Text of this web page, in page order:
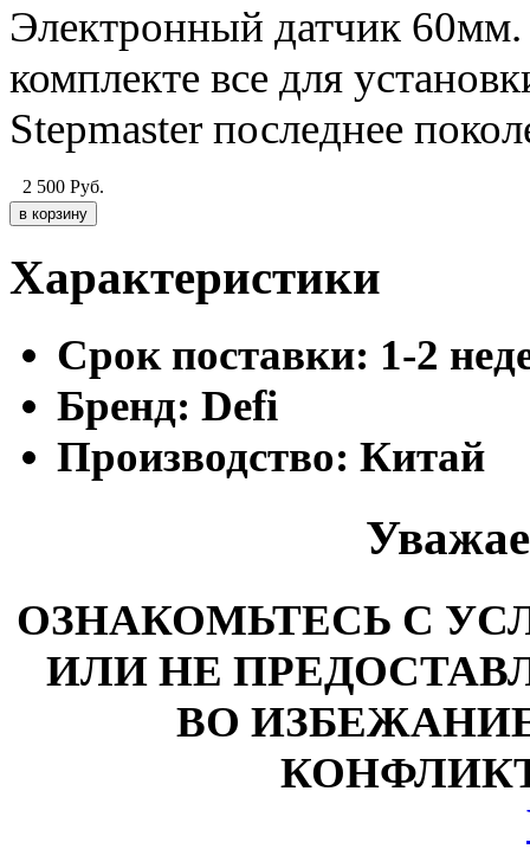
Электронный датчик
комплекте все для
Stepmaster последнее
2 500 Руб.
Характеристики
Cрок поставки: 1-2
Бренд: Defi
Производство: Китай
ОЗНАКОМЬТЕСЬ С
ИЛИ НЕ
ВО